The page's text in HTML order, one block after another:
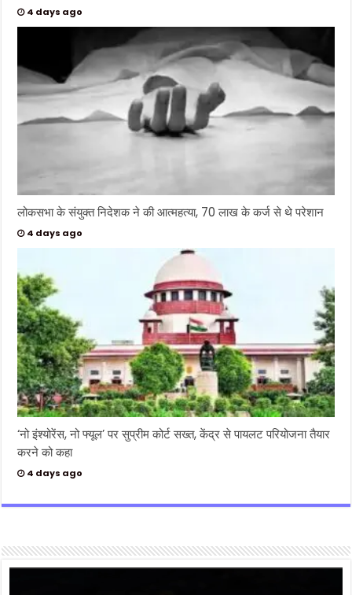
4 days ago
लोकसभा के संयुक्त निदेशक ने की आत्महत्या, 70 लाख के कर्ज से थे परेशान
4 days ago
‘नो इंश्योरेंस, नो फ्यूल’ पर सुप्रीम कोर्ट सख्त, केंद्र से पायलट परियोजना तैयार
करने को कहा
4 days ago
Video